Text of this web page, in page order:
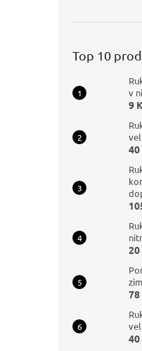
Top 10
v
9
40
20
78
40